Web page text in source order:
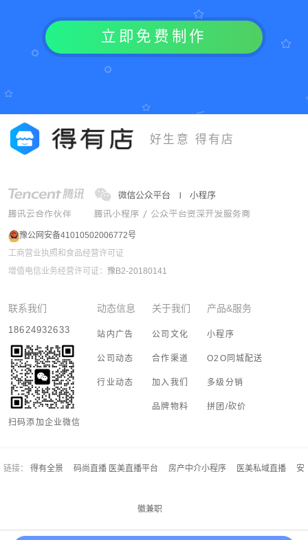
立即免费制作
好生意 得有店
豫公网安备41010502006772号
工商营业执照和食品经营许可证
增值电信业务经营许可证： 豫B2-20180141
联系我们
18624932633
扫码添加企业微信
动态信息
站内广告
公司动态
行业动态
关于我们
公司文化
合作渠道
加入我们
品牌物料
产品&服务
小程序
O2O同城配送
多级分销
拼团/砍价
链接： 得有全景 码尚直播 医美直播平台 房产中介小程序 医美私域直播 安
徽兼职